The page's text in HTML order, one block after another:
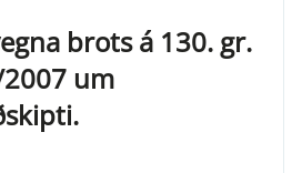
brots á 130. gr.
um